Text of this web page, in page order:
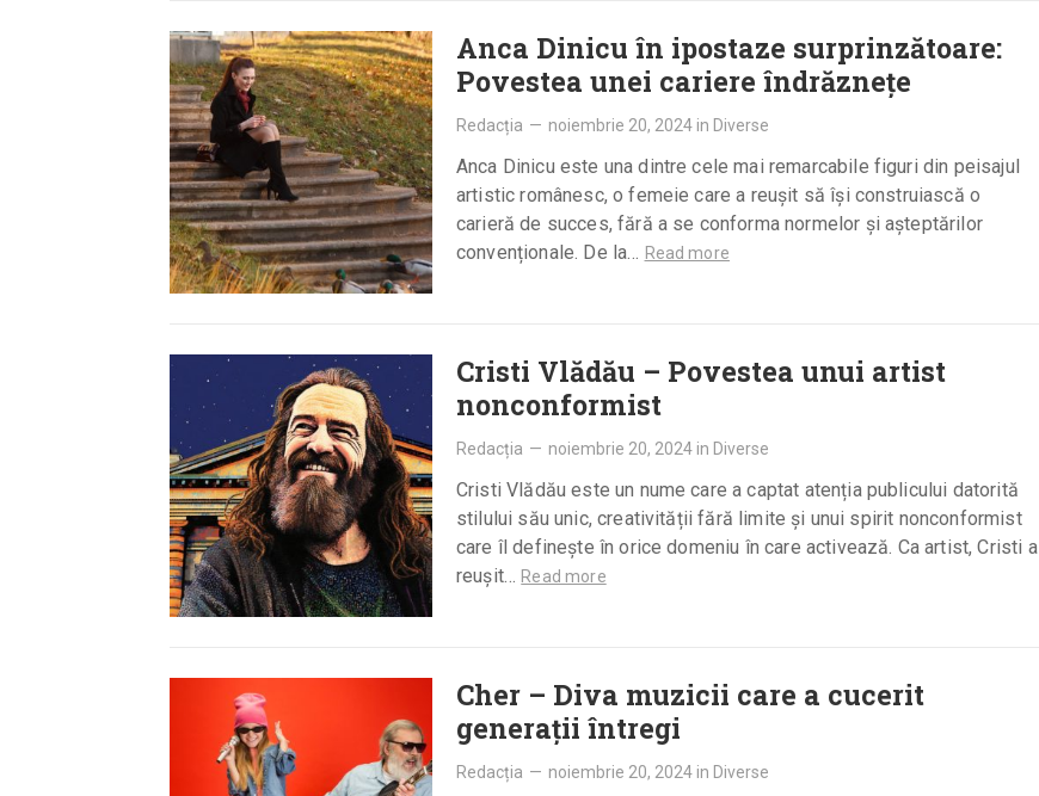
Anca Dinicu în ipostaze surprinzătoare:
Povestea unei cariere îndrăznețe
Redacția — noiembrie 20, 2024 in Diverse
Anca Dinicu este una dintre cele mai remarcabile figuri din peisajul
artistic românesc, o femeie care a reușit să își construiască o
carieră de succes, fără a se conforma normelor și așteptărilor
convenționale. De la… Read more
Cristi Vlădău – Povestea unui artist
nonconformist
Redacția — noiembrie 20, 2024 in Diverse
Cristi Vlădău este un nume care a captat atenția publicului datorită
stilului său unic, creativității fără limite și unui spirit nonconformist
care îl definește în orice domeniu în care activează. Ca artist, Cristi a
reușit… Read more
Cher – Diva muzicii care a cucerit
generații întregi
Redacția — noiembrie 20, 2024 in Diverse